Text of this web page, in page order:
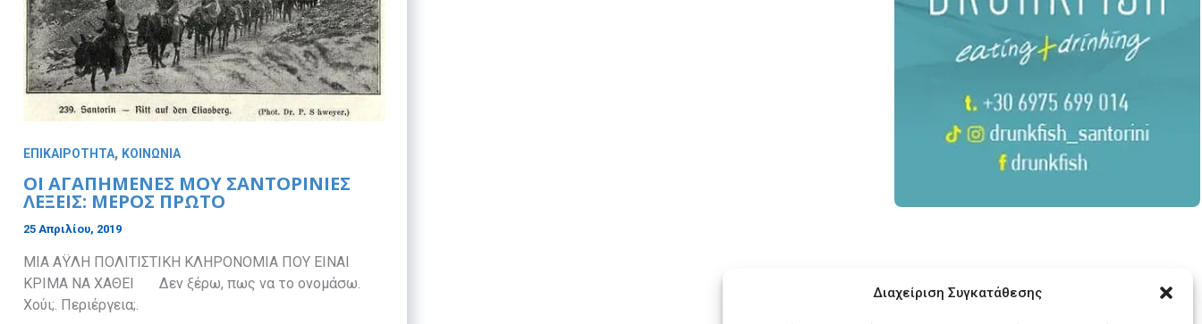
Διαχείριση Συγκατάθεσης
ΕΠΙΚΑΙΡΟΤΗΤΑ, ΚΟΙΝΩΝΙΑ
ΟΙ ΑΓΑΠΗΜΕΝΕΣ ΜΟΥ ΣΑΝΤΟΡΙΝΙΕΣ
ΛΕΞΕΙΣ: ΜΕΡΟΣ ΠΡΩΤΟ
25 Απριλίου, 2019
ΜΙΑ ΑΫΛΗ ΠΟΛΙΤΙΣΤΙΚΗ ΚΛΗΡΟΝΟΜΙΑ ΠΟΥ ΕΙΝΑΙ
ΚΡΙΜΑ ΝΑ ΧΑΘΕΙ Δεν ξέρω, πως να το ονομάσω.
Χούι;. Περιέργεια;.